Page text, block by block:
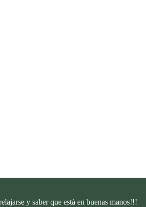
y saber que está en buenas manos!!!